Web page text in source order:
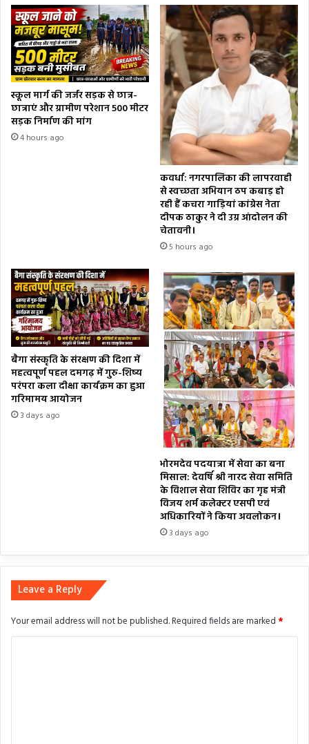
स्कूल मार्ग की जर्जर सड़क से छात्र-
छात्राएं और ग्रामीण परेशान 500 मीटर
सड़क निर्माण की मांग
4 hours ago
कवर्धा: नगरपालिका की लापरवाही
से स्वच्छता अभियान ठप कबाड़ हो
रही हैं कचरा गाड़ियां कांग्रेस नेता
दीपक ठाकुर ने दी उग्र आंदोलन की
चेतावनी।
5 hours ago
बैगा संस्कृति के संरक्षण की दिशा में
महत्वपूर्ण पहल दमगढ़ में गुरु-शिष्य
परंपरा कला दीक्षा कार्यक्रम का हुआ
गरिमामय आयोजन
3 days ago
भोरमदेव पदयात्रा में सेवा का बना
मिसाल: देवर्षि श्री नारद सेवा समिति
के विशाल सेवा शिविर का गृह मंत्री
विजय शर्म कलेक्टर एसपी एवं
अधिकारियों ने किया अवलोकन।
3 days ago
Leave a Reply
Your email address will not be published.Required fields are marked *